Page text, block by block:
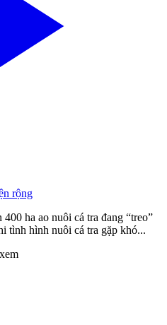
rộng
ha ao nuôi cá tra đang “treo”
tình hình nuôi cá tra gặp khó...